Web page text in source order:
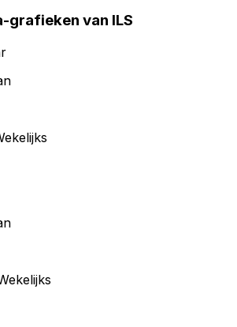
grafieken van ILS